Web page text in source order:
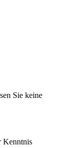
Sie keine
Kenntnis